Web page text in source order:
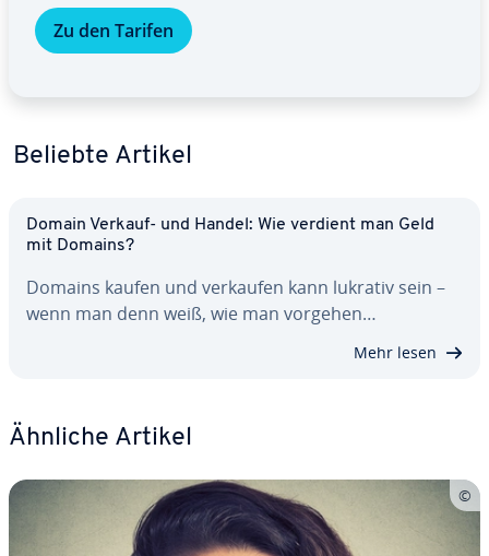
Zu den Tarifen
Beliebte Artikel
Domain Verkauf- und Handel: Wie verdient man Geld
mit Domains?
Domains kaufen und verkaufen kann lukrativ sein –
wenn man denn weiß, wie man vorgehen…
Mehr lesen
Ähnliche Artikel